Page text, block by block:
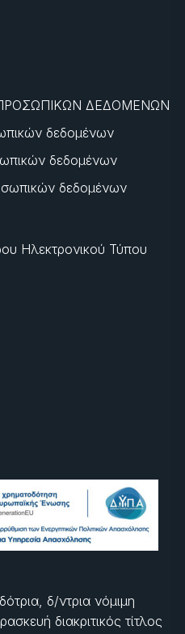
ΔΕΔΟΜΕΝΩΝ
δεδομένων
δεδομένων
δεδομένων
Ηλεκτρονικού Τύπου
δ/ντρια νόμιμη
διακριτικός τίτλος